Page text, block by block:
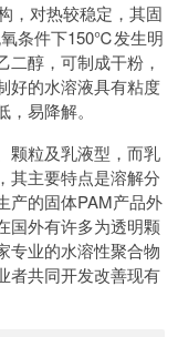
，对热较稳定，其固
条件下150℃发生明
二醇，可制成干粉，
好的水溶液具有粘度
易降解。
颗粒及乳液型，而乳
其主要特点是溶解分
产的固体PAM产品外
国外有许多为透明颗
专业的水溶性聚合物
者共同开发改善现有